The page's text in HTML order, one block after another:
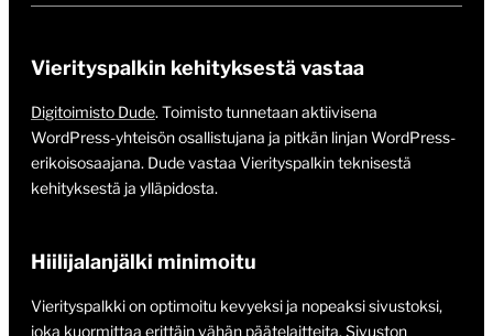
Vierityspalkin kehityksestä vastaa
Digitoimisto Dude. Toimisto tunnetaan aktiivisena
WordPress-yhteisön osallistujana ja pitkän linjan WordPress-
erikoisosaajana. Dude vastaa Vierityspalkin teknisestä
kehityksestä ja ylläpidosta.
Hiilijalanjälki minimoitu
Vierityspalkki on optimoitu kevyeksi ja nopeaksi sivustoksi,
joka kuormittaa erittäin vähän päätelaitteita. Sivuston